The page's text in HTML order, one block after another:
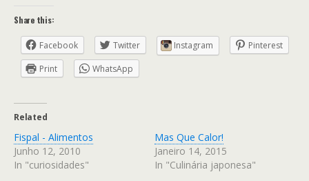
Share this:
Facebook Twitter Instagram
Pinterest
Print
WhatsApp
Related
Fispal - Alimentos
Junho 12, 2010
In "curiosidades"
Mas Que Calor!
Janeiro 14, 2015
In "Culinária japonesa"